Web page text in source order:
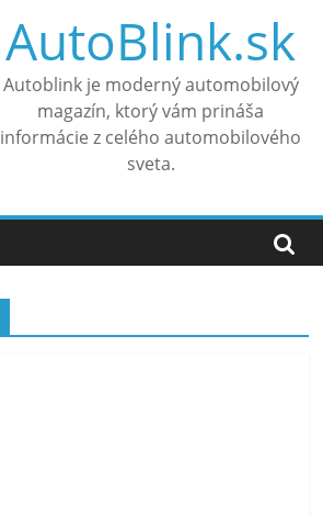
AutoBlink.sk
Autoblink je moderný automobilový
magazín, ktorý vám prináša
informácie z celého automobilového
sveta.